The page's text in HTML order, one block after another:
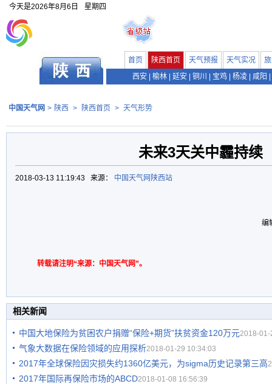
今天是2026年8月6日 星期四
首页 陕西首页 天气预报 天气实况
西安
榆林 延安 铜川 宝鸡 杨凌 咸阳
中国天气网 > 陕西 > 陕西首页 > 天气形势
未来3天关中霾持续
2018-03-13 11:19:43 来源： 中国天气网陕西站
编
转载请注明“来源：中国天气网”。
相关新闻
中国大地保险为贫困农户捐赠“保险+期货”扶贫资金120万元2018-01-
气象大数据在保险领域的应用探析2018-01-29 10:34:03
2017年全球保险因灾损失约1360亿美元，为sigma历史记录第三高
2017年国际再保险市场的ABCD2018-01-08 16:56:39